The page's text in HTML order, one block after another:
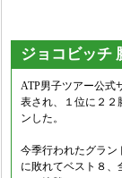
ジョコビッチ
ATP男子ツアー公式
表され、１位に２２
ンした。
今季行われたグラン
に敗れてベスト８